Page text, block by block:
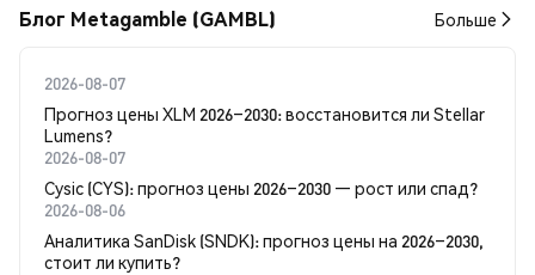
Блог Metagamble (GAMBL) Больше
2026-08-07
Прогноз цены XLM 2026–2030: восстановится ли Stellar
Lumens?
2026-08-07
Cysic (CYS): прогноз цены 2026–2030 — рост или спад?
2026-08-06
Аналитика SanDisk (SNDK): прогноз цены на 2026–2030,
стоит ли купить?